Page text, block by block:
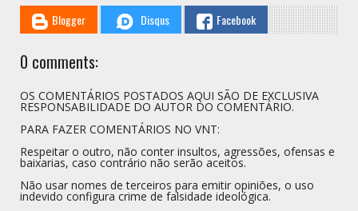
Blogger Disqus Facebook
0 comments:
OS COMENTÁRIOS POSTADOS AQUI SÃO DE EXCLUSIVA
RESPONSABILIDADE DO AUTOR DO COMENTÁRIO.
PARA FAZER COMENTÁRIOS NO VNT:
Respeitar o outro, não conter insultos, agressões, ofensas e
baixarias, caso contrário não serão aceitos.
Não usar nomes de terceiros para emitir opiniões, o uso
indevido configura crime de falsidade ideológica.